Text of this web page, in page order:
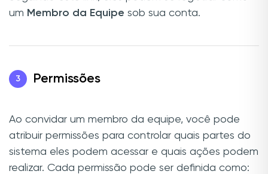
um Membro da Equipe sob sua conta.
3 Permissões
Ao convidar um membro da equipe, você pode
atribuir permissões para controlar quais partes do
sistema eles podem acessar e quais ações podem
realizar. Cada permissão pode ser definida como: